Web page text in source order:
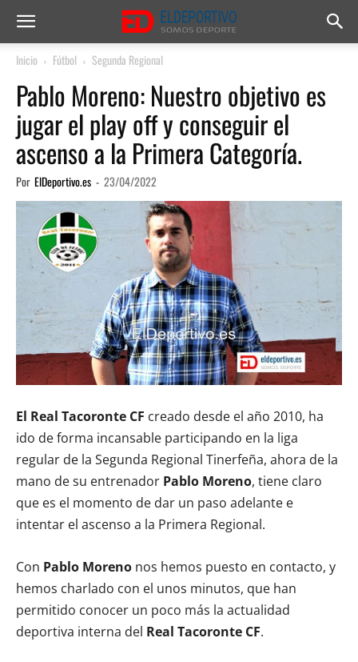
Inicio Fútbol Segunda Regional
Pablo Moreno: Nuestro objetivo es
jugar el play off y conseguir el
ascenso a la Primera Categoría.
Por ElDeportivo.es - 23/04/2022
El Real Tacoronte CF creado desde el año 2010, ha
ido de forma incansable participando en la liga
regular de la Segunda Regional Tinerfeña, ahora de la
mano de su entrenador Pablo Moreno, tiene claro
que es el momento de dar un paso adelante e
intentar el ascenso a la Primera Regional.
Con Pablo Moreno nos hemos puesto en contacto, y
hemos charlado con el unos minutos, que han
permitido conocer un poco más la actualidad
deportiva interna del Real Tacoronte CF.